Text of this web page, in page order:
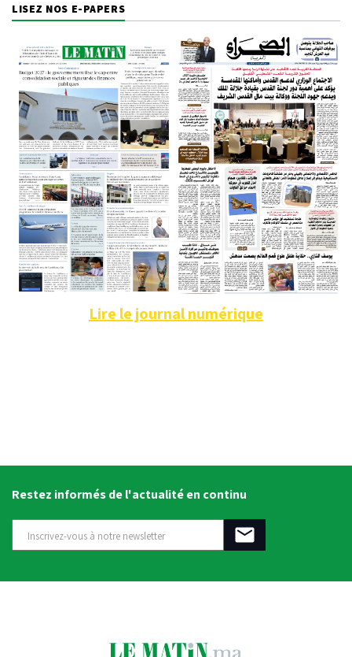
LISEZ NOS E-PAPERS
Lire le journal numérique
Restez informés de l'actualité en continu